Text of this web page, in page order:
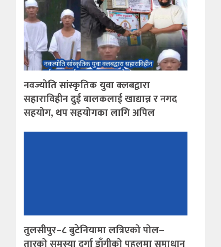
नवज्योति सांस्कृतिक युवा क्लबद्वारा
सहाराविहीन दुई बालकलाई खाद्यान्न र नगद
सहयोग, थप सहयोगका लागि अपिल
तुलसीपुर–८ बुटेनियामा लत्रिएको पोल–